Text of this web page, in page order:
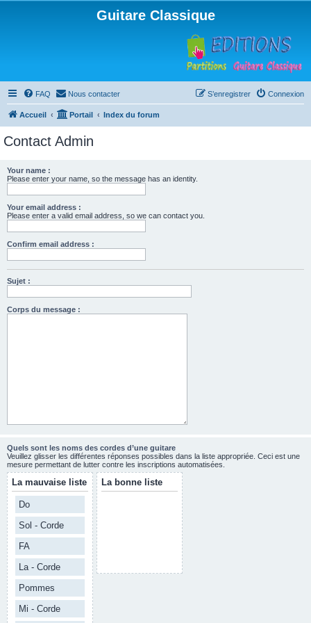
Guitare Classique
FAQ Nous contacter Connexion
S’enregistrer
Accueil Portail Index du forum
Contact Admin
Your name :
Please enter your name, so the message has an identity.
Your email address :
Please enter a valid email address, so we can contact you.
Confirm email address :
Sujet :
Corps du message :
Quels sont les noms des cordes d’une guitare
Veuillez glisser les différentes réponses possibles dans la liste appropriée. Ceci est une
mesure permettant de lutter contre les inscriptions automatisées.
La mauvaise liste
Do
Sol - Corde
FA
La - Corde
Pommes
Mi - Corde
La bonne liste